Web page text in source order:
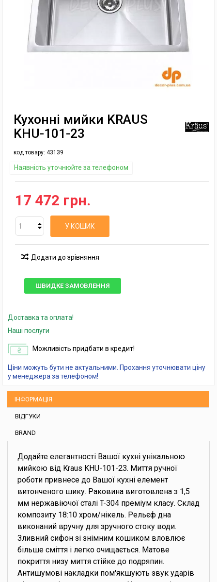
Кухонні мийки KRAUS
KHU-101-23
код товару: 43139
Наявність уточнюйте за телефоном
17 472 грн.
У КОШИК
Додати до зрівняння
ШВИДКЕ ЗАМОВЛЕННЯ
Доставка та оплата!
Наші послуги
Можливість придбати в кредит!
Ціни можуть бути не актуальними. Прохання уточнювати ціну
у менеджера за телефоном!
ІНФОРМАЦІЯ
ВІДГУКИ
BRAND
Додайте елегантності Вашої кухні унікальною
мийкою від Kraus KHU-101-23. Миття ручної
роботи привнесе до Вашої кухні елемент
витонченого шику. Раковина виготовлена з 1,5
мм нержавіючої сталі T-304 преміум класу. Склад
композиту 18:10 хром/нікель. Рельєф дна
виконаний вручну для зручного стоку води.
Зливний сифон зі знімним кошиком вловлює
більше сміття і легко очищається. Матове
покриття низу миття стійке до подряпин.
Антишумові накладки пом'якшують звук ударів